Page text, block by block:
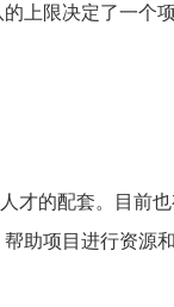
上限决定了一个项
的配套。目前
助项目进行资源和